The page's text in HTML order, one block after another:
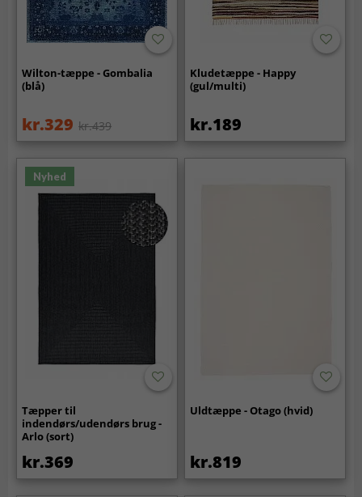
Wilton-tæppe - Gombalia
(blå)
kr.329 kr.439
Kludetæppe - Happy
(gul/multi)
kr.189
Nyhed
Tæpper til
indendørs/udendørs brug -
Arlo (sort)
kr.369
Uldtæppe - Otago (hvid)
kr.819